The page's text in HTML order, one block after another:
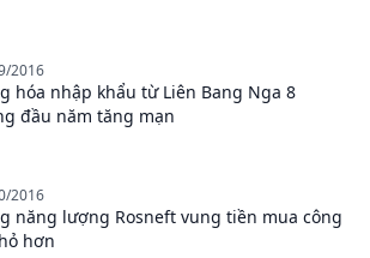
2016
hóa nhập khẩu từ Liên Bang Nga 8
đầu năm tăng mạn
2016
năng lượng Rosneft vung tiền mua công
hơn